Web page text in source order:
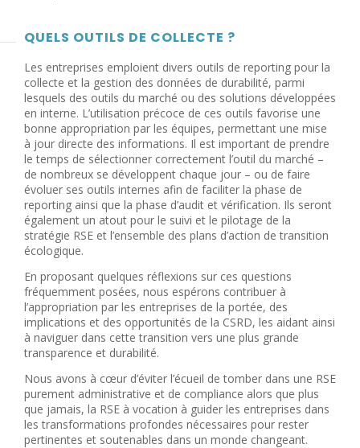
QUELS OUTILS DE COLLECTE ?
Les entreprises emploient divers outils de reporting pour la
collecte et la gestion des données de durabilité, parmi
lesquels des outils du marché ou des solutions développées
en interne. L’utilisation précoce de ces outils favorise une
bonne appropriation par les équipes, permettant une mise
à jour directe des informations. Il est important de prendre
le temps de sélectionner correctement l’outil du marché –
de nombreux se développent chaque jour – ou de faire
évoluer ses outils internes afin de faciliter la phase de
reporting ainsi que la phase d’audit et vérification. Ils seront
également un atout pour le suivi et le pilotage de la
stratégie RSE et l’ensemble des plans d’action de transition
écologique.
En proposant quelques réflexions sur ces questions
fréquemment posées, nous espérons contribuer à
l’appropriation par les entreprises de la portée, des
implications et des opportunités de la CSRD, les aidant ainsi
à naviguer dans cette transition vers une plus grande
transparence et durabilité.
Nous avons à cœur d’éviter l’écueil de tomber dans une RSE
purement administrative et de compliance alors que plus
que jamais, la RSE à vocation à guider les entreprises dans
les transformations profondes nécessaires pour rester
pertinentes et soutenables dans un monde changeant.